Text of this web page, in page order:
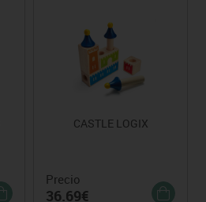
CASTLE LOGIX
Precio
36.69€